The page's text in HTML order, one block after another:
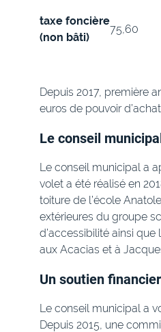
taxe foncière
(non bâti)
75,60
Depuis 2017, première
euros de pouvoir
Le conseil
Le conseil municipal a
volet a été réalisé en
toiture de l’école
extérieures du groupe
d’accessibilité ainsi
aux Acacias et à
Un soutien
Le conseil municipal a
Depuis 2015, une